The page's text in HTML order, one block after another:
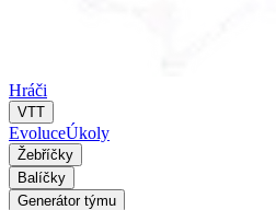
Hráči
VTT
EvoluceÚkoly
Žebříčky
Balíčky
Generátor týmu